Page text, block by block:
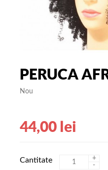
PERUCA
Nou
44,00 lei
Cantitate
+
-